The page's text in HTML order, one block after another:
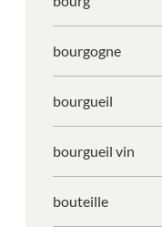
bourgogne
bourgueil
bourgueil vin
bouteille